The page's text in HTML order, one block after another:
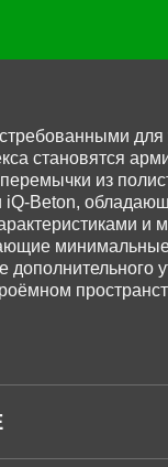
для
становятся
из
iQ-Beton,
и
дополнительного